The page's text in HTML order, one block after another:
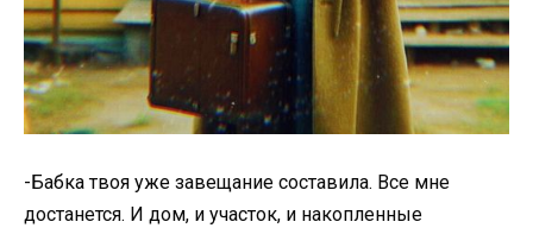
-Бабка твоя уже завещание составила. Все мне
достанется. И дом, и участок, и накопленные